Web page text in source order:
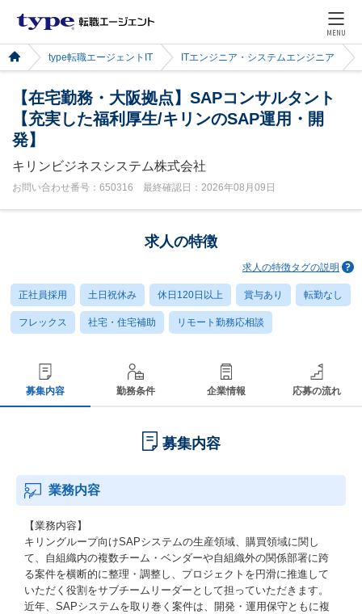
MENU
type転職エージェントIT ITエンジニア・システムエンジニア
【在宅勤務・大阪拠点】SAPコンサルタント
【充実した福利厚生/キリンのSAP運用・開
発】
キリンビジネスシステム株式会社
お問い合わせ番号：650316 最終確認日：2026年08月09日
求人の特徴
求人の特徴タグの説明
正社員採用 土日祝休み 休日120日以上 賞与あり 転勤なし
フレックス 社宅・住宅補助 リモート勤務応相談
募集内容 勤務条件 企業情報 応募の流れ
募集内容
業務内容
【業務内容】
キリングループ向けSAPシステムの生産領域、購買領域に関し
て、自組織内の複数チーム・ベンダーや自組織外の関係部署に跨
る案件を横断的に整理・調整し、プロジェクトを円滑に推進して
いただく役割をサブチームリーダーとして担っていただきます。
近年、SAPシステムを取り巻く案件は、開発・運用保守ともに複